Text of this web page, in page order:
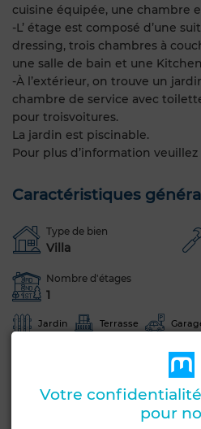
cuisine équipée, une chambre
-L’ étage est composé d’une
dressing, trois chambres à
une salle de bain et une
-À l’extérieur, on trouve un
chambre de service avec
pour troisvoitures.
La jardin est piscinable.
Pour plus d’information
Caractéristiques
Type de bien
Villa
Nombre d'étages
1
Jardin Terrasse
Voir plus de photos
Votre
pour